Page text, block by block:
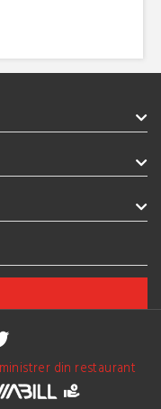
din restaurant